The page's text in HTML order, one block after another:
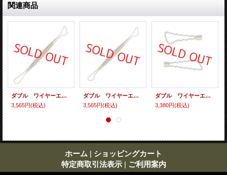
関連商品
ダブル ワイヤーエンド ツール ２１１
3,565円(税込)
ダブル ワイヤーエンド ツール ２１０
3,565円(税込)
ダブル ワイヤーエンド ツール ２０７
3,380円(税込)
ホーム | ショッピングカート
特定商取引法表示 | ご利用案内